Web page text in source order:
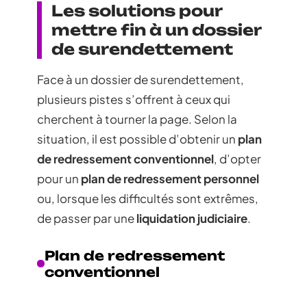
Les solutions pour
mettre fin à un dossier
de surendettement
Face à un dossier de surendettement,
plusieurs pistes s’offrent à ceux qui
cherchent à tourner la page. Selon la
situation, il est possible d’obtenir un plan
de redressement conventionnel, d’opter
pour un plan de redressement personnel
ou, lorsque les difficultés sont extrêmes,
de passer par uneliquidation judiciaire.
Plan de redressement
conventionnel